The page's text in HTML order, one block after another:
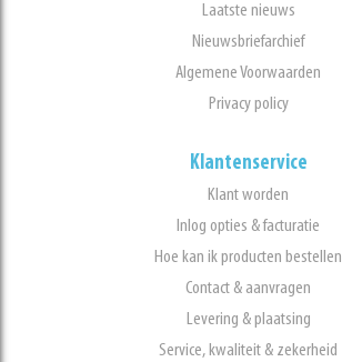
Laatste nieuws
Nieuwsbriefarchief
Algemene Voorwaarden
Privacy policy
Klantenservice
Klant worden
Inlog opties & facturatie
Hoe kan ik producten bestellen
Contact & aanvragen
Levering & plaatsing
Service, kwaliteit & zekerheid